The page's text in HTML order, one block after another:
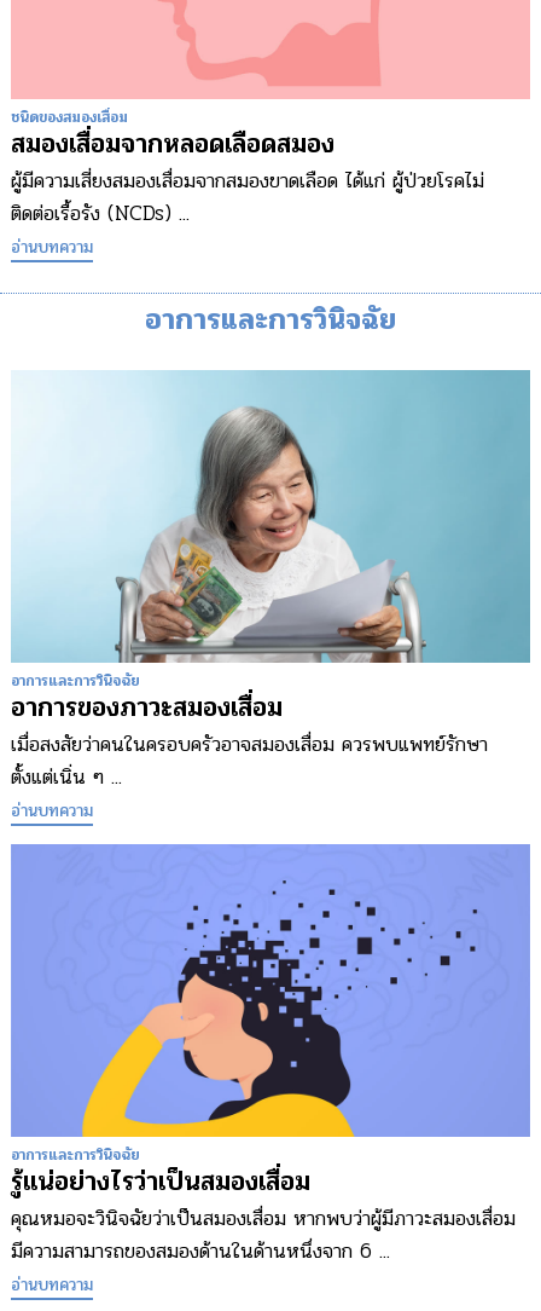
ชนิดของสมองเสื่อม
สมองเสื่อมจากหลอดเลือดสมอง
ผู้มีความเสี่ยงสมองเสื่อมจากสมองขาดเลือด ได้แก่ ผู้ป่วยโรคไม่
ติดต่อเรื้อรัง (NCDs) ...
อ่านบทความ
อาการและการวินิจฉัย
อาการและการวินิจฉัย
อาการของภาวะสมองเสื่อม
เมื่อสงสัยว่าคนในครอบครัวอาจสมองเสื่อม ควรพบแพทย์รักษา
ตั้งแต่เนิ่น ๆ ...
อ่านบทความ
อาการและการวินิจฉัย
รู้แน่อย่างไรว่าเป็นสมองเสื่อม
คุณหมอจะวินิจฉัยว่าเป็นสมองเสื่อม หากพบว่าผู้มีภาวะสมองเสื่อม
มีความสามารถของสมองด้านในด้านหนึ่งจาก 6 ...
อ่านบทความ